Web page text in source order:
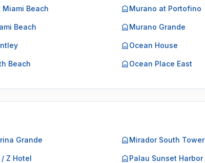
Miami Beach
Beach
Beach
Murano at Portofino
Murano Grande
Ocean House
Ocean Place East
Grande
Z Hotel
Mirador South Tower
Palau Sunset Harbor